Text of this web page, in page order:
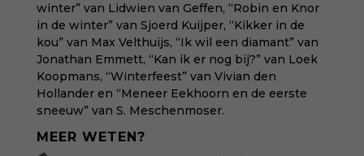
winter” van Lidwien van Geffen, “Robin en Knor
in de winter” van Sjoerd Kuijper, “Kikker in de
kou” van Max Velthuijs, “Ik wil een diamant” van
Jonathan Emmett, “Kan ik er nog bij?” van Loek
Koopmans, “Winterfeest” van Vivian den
Hollander en “Meneer Eekhoorn en de eerste
sneeuw” van S. Meschenmoser.
MEER WETEN?